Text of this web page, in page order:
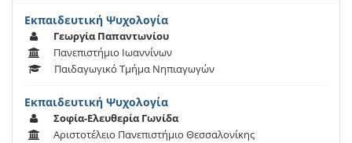
Εκπαιδευτική Ψυχολογία
Γεωργία Παπαντωνίου
Πανεπιστήμιο Ιωαννίνων
Παιδαγωγικό Τμήμα Νηπιαγωγών
Εκπαιδευτική Ψυχολογία
Σοφία-Ελευθερία Γωνίδα
Αριστοτέλειο Πανεπιστήμιο Θεσσαλονίκης